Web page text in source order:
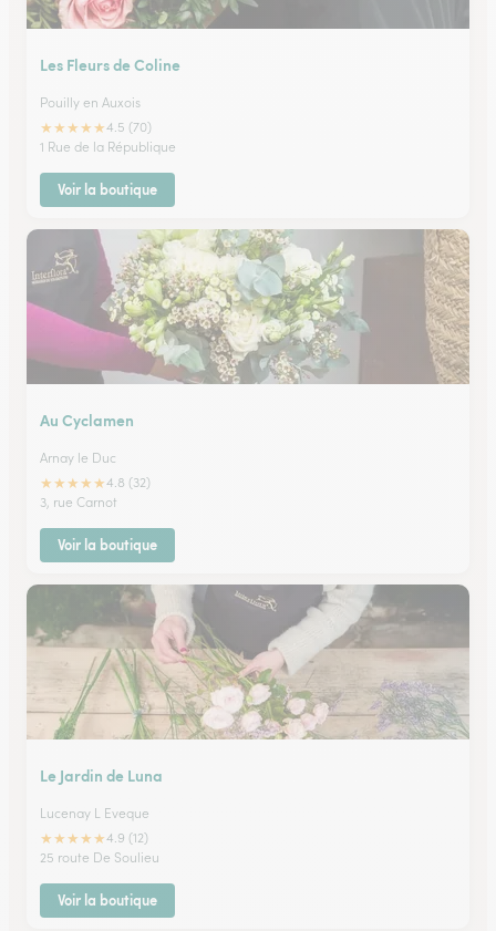
Les Fleurs de Coline
Pouilly en Auxois
★★★★★4.5 (70)
1 Rue de la République
Voir la boutique
Au Cyclamen
Arnay le Duc
★★★★★4.8 (32)
3, rue Carnot
Voir la boutique
Le Jardin de Luna
Lucenay L Eveque
★★★★★4.9 (12)
25 route De Soulieu
Voir la boutique